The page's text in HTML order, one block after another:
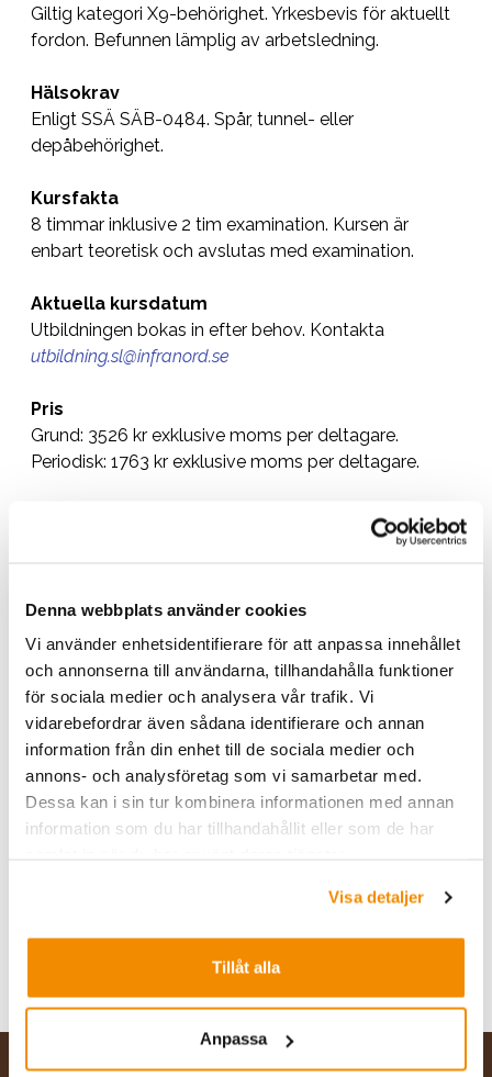
Denna webbplats använder cookies
Vi använder enhetsidentifierare för att anpassa innehållet
och annonserna till användarna, tillhandahålla funktioner
för sociala medier och analysera vår trafik. Vi
vidarebefordrar även sådana identifierare och annan
information från din enhet till de sociala medier och
annons- och analysföretag som vi samarbetar med.
Dessa kan i sin tur kombinera informationen med annan
information som du har tillhandahållit eller som de har
Visa detaljer
Tillåt alla
Anpassa
Giltig kategori X9-behörighet. Yrkesbevis för aktuellt
fordon. Befunnen lämplig av arbetsledning.
Hälsokrav
Enligt SSÄ SÄB-0484. Spår, tunnel- eller
depåbehörighet.
Kursfakta
8 timmar inklusive 2 tim examination. Kursen är
enbart teoretisk och avslutas med examination.
Aktuella kursdatum
Utbildningen bokas in efter behov. Kontakta
utbildning.sl@infranord.se
Pris
Grund: 3526 kr exklusive moms per deltagare.
Periodisk: 1763 kr exklusive moms per deltagare.
affärssystem. Fyll iblanketten.
Observera att Infranord bara hanterar e-fakturor. Vi
stöder Peppol, SVE-fakturafil samt email med
fakturor i PDF format.
Komplett ifylld blankett skickas till
utbildning.sl@infranord.se.
SL utbildningar